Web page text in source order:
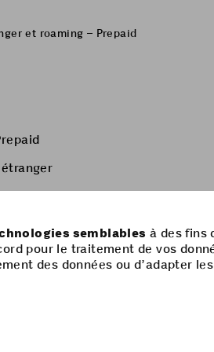
et roaming – Prepaid
étranger
semblables à des fins
pour le traitement de vos
des données ou d’adapter